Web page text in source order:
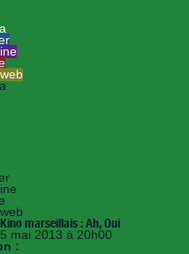
marseillais : Ah, Oui
mai 2013 à 20h00
: